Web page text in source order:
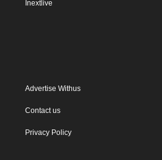
Inextlive
Advertise Withus
Contact us
Privacy Policy